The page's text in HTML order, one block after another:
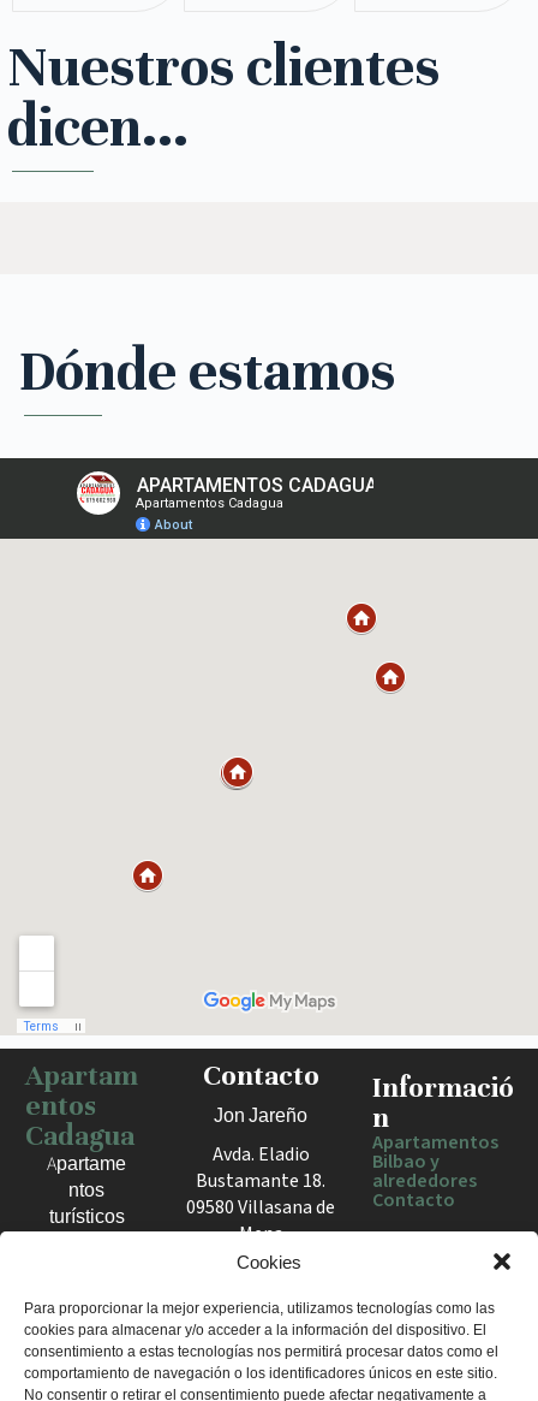
Cookies
Para proporcionar la mejor experiencia, utilizamos tecnologías como las
cookies para almacenar y/o acceder a la información del dispositivo. El
consentimiento a estas tecnologías nos permitirá procesar datos como el
comportamiento de navegación o los identificadores únicos en este sitio.
No consentir o retirar el consentimiento puede afectar negativamente a
Nuestros clientes
dicen...
Dónde estamos
Haz clic para activar el mapa
Apartam
entos
Cadagua
Apartame
ntos
turísticos
el Valle
de Mena.
Estancias
cómodas
Contacto
Jon Jareño
Avda. Eladio
Bustamante 18.
09580 Villasana de
Mena
España
+34 675 602
960
apartamentosc
Informació
n
Apartamentos
Bilbao y
alrededores
Contacto